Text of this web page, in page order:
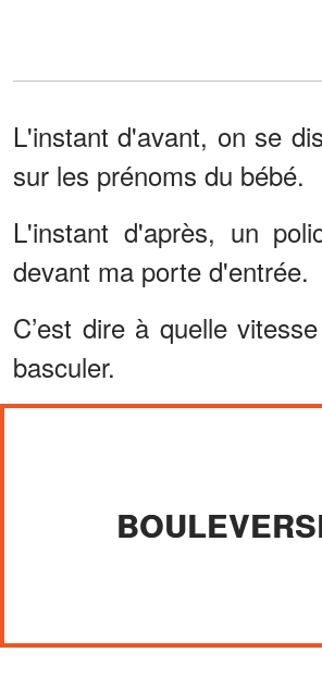
L'instant d'avant, on se
sur les prénoms du bébé.
L'instant d'après, un
devant ma porte d'entrée.
C’est dire à quelle
basculer.